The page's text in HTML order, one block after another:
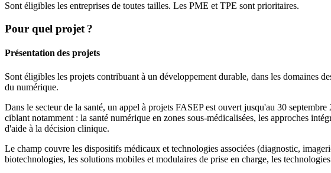
Sont éligibles les entreprises de toutes tailles. Les PME et TPE sont prioritaires.
Pour quel projet ?
Présentation des projets
Sont éligibles les projets contribuant à un développement durable, dans les domaines
du numérique.
Dans le secteur de la santé, un appel à projets FASEP est ouvert jusqu'au 30
ciblant notamment : la santé numérique en zones sous-médicalisées, les approches
d'aide à la décision clinique.
Le champ couvre les dispositifs médicaux et technologies associées (diagnostic,
biotechnologies, les solutions mobiles et modulaires de prise en charge, les